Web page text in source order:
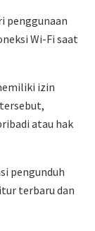
penggunaan
Wi-Fi saat
izin
atau hak
pengunduh
terbaru dan